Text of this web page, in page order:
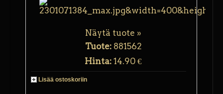
Näytä tuote »
Tuote: 881562
Hinta:14.90 €
Lisää ostoskoriin